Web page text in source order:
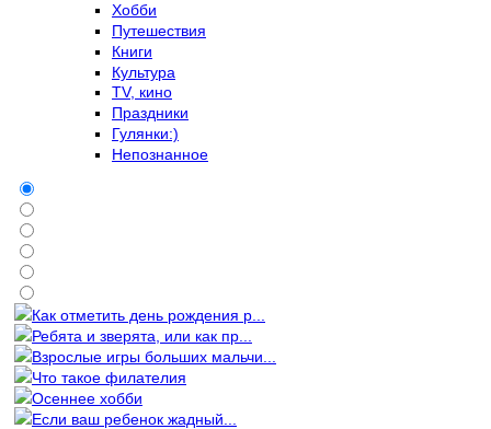
Хобби
Путешествия
Книги
Культура
TV, кино
Праздники
Гулянки:)
Непознанное
Как отметить день рождения р...
Ребята и зверята, или как пр...
Взрослые игры больших мальчи...
Что такое филателия
Осеннее хобби
Если ваш ребенок жадный...